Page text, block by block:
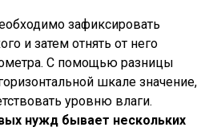
зафиксировать
и затем отнять от него
С помощью разницы
шкале значение,
уровню влаги.
нужд бывает нескольких